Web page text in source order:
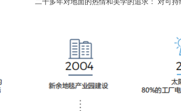
二十多年对地面的热情和美学的追求： 对可